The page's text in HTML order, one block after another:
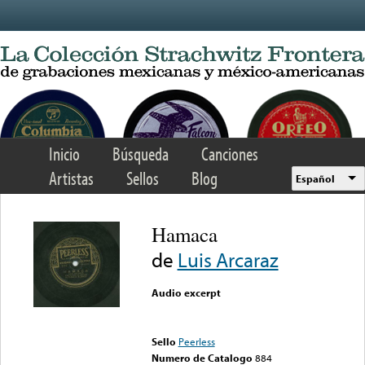
Inicio Búsqueda
Canciones
Artistas
Sellos Blog Español
Hamaca
de Luis Arcaraz
Audio excerpt
Sello Peerless
Numero de Catalogo 884